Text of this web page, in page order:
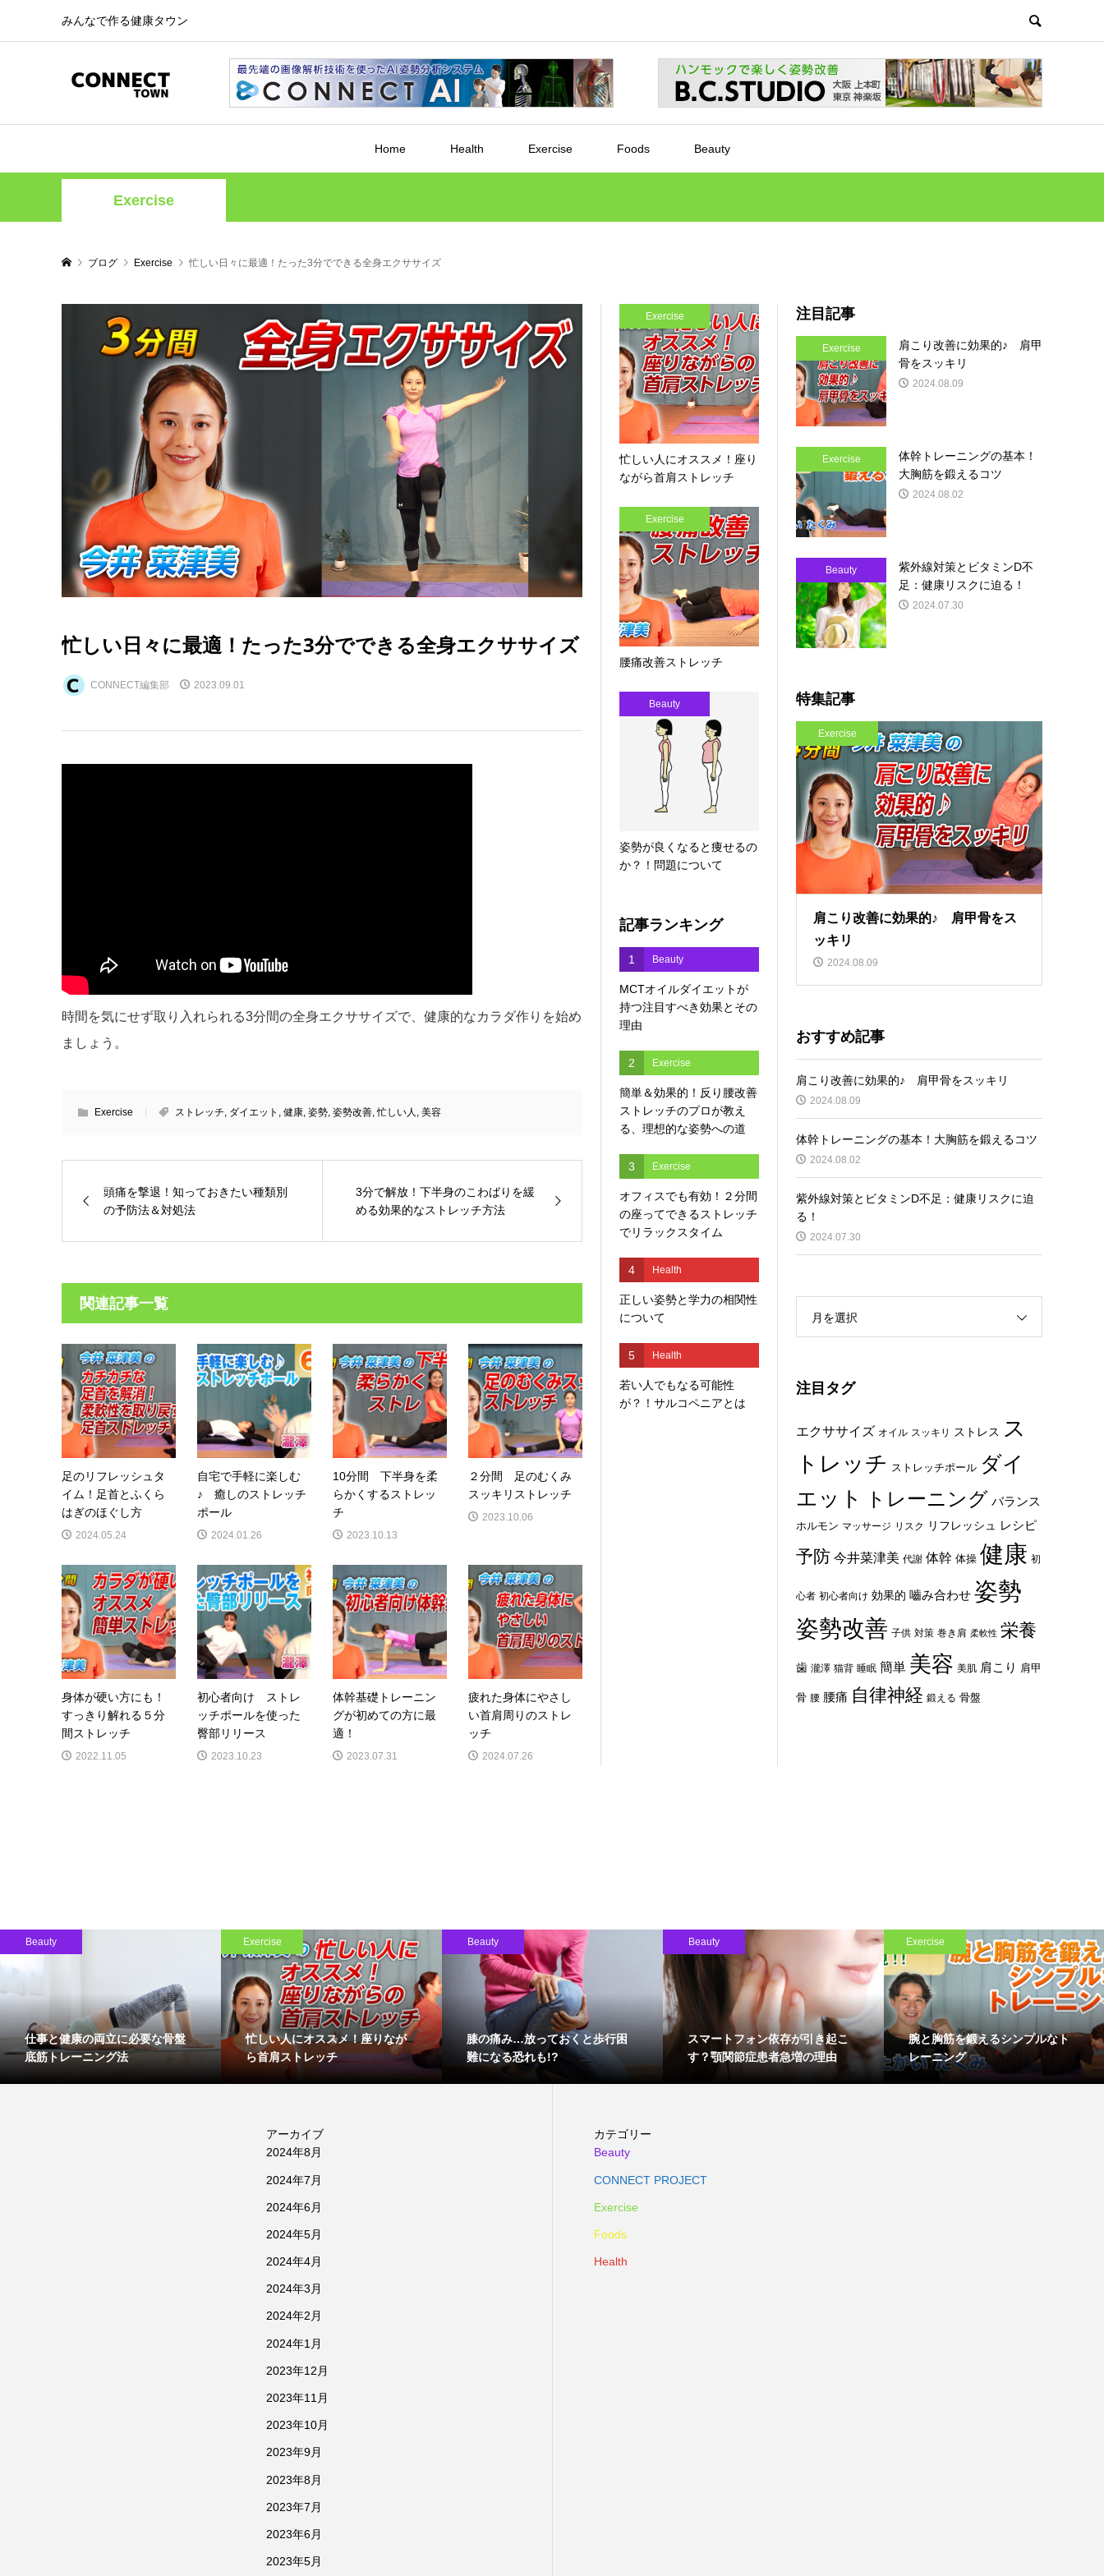
みんなで作る健康タウン
Home Health Exercise Foods Beauty
Exercise
ブログ Exercise 忙しい日々に最適！たった3分でできる全身エクササイズ
忙しい日々に最適！たった3分でできる全身エクササイズ
CONNECT編集部 2023.09.01
時間を気にせず取り入れられる3分間の全身エクササイズで、健康的なカラダ作りを始め
ましょう。
Exercise ストレッチ, ダイエット , 健康, 姿勢, 姿勢改善,忙しい人 , 美容
頭痛を撃退！知っておきたい種類別
の予防法＆対処法
3分で解放！下半身のこわばりを緩
める効果的なストレッチ方法
関連記事一覧
足のリフレッシュタ
イム！足首とふくら
はぎのほぐし方
2024.05.24
自宅で手軽に楽しむ
♪ 癒しのストレッチ
ポール
2024.01.26
10分間 下半身を柔
らかくするストレッ
チ
2023.10.13
２分間 足のむくみ
スッキリストレッチ
2023.10.06
身体が硬い方にも！
すっきり解れる５分
間ストレッチ
2022.11.05
初心者向け ストレ
ッチポールを使った
臀部リリース
2023.10.23
体幹基礎トレーニン
グが初めての方に最
適！
2023.07.31
疲れた身体にやさし
い首肩周りのストレ
ッチ
2024.07.26
Exercise
忙しい人にオススメ！座り
ながら首肩ストレッチ
Exercise
腰痛改善ストレッチ
Beauty
姿勢が良くなると痩せるの
か？！問題について
記事ランキング
1 Beauty
MCTオイルダイエットが
持つ注目すべき効果とその
理由
2 Exercise
簡単＆効果的！反り腰改善
ストレッチのプロが教え
る、理想的な姿勢への道
3 Exercise
オフィスでも有効！２分間
の座ってできるストレッチ
でリラックスタイム
4 Health
正しい姿勢と学力の相関性
について
5 Health
若い人でもなる可能性
が？！サルコペニアとは
注目記事
Exercise
肩こり改善に効果的♪ 肩甲
骨をスッキリ
2024.08.09
Exercise
体幹トレーニングの基本！
大胸筋を鍛えるコツ
2024.08.02
Beauty
紫外線対策とビタミンD不
足：健康リスクに迫る！
2024.07.30
特集記事
Exercise
肩こり改善に効果的♪ 肩甲骨をス
ッキリ
2024.08.09
おすすめ記事
肩こり改善に効果的♪ 肩甲骨をスッキリ
2024.08.09
体幹トレーニングの基本！大胸筋を鍛えるコツ
2024.08.02
紫外線対策とビタミンD不足：健康リスクに迫
る！
2024.07.30
月を選択
注目タグ
エクササイズ オイル スッキリ ストレス
ス
トレッチ ストレッチポール ダイ
エット
トレーニング バランス
ホルモン マッサージ リスク リフレッシュ レシピ
予防 今井菜津美 代謝 体幹 体操 健康 初
心者 初心者向け 効果的 嚙み合わせ 姿勢
姿勢改善 子供 対策 巻き肩 柔軟性 栄養
歯 瀧澤 猫背 睡眠 簡単 美容 美肌 肩こり 肩甲
骨 腰 腰痛 自律神経 鍛える 骨盤
Beauty
仕事と健康の両立に必要な骨盤
底筋トレーニング法
Exercise
忙しい人にオススメ！座りなが
ら首肩ストレッチ
Beauty
膝の痛み…放っておくと歩行困
難になる恐れも!?
Beauty
スマートフォン依存が引き起こ
す？顎関節症患者急増の理由
Exercise
腕と胸筋を鍛えるシンプルなト
レーニング
アーカイブ
2024年8月
2024年7月
2024年6月
2024年5月
2024年4月
2024年3月
2024年2月
2024年1月
2023年12月
2023年11月
2023年10月
2023年9月
2023年8月
2023年7月
2023年6月
2023年5月
カテゴリー
Beauty
CONNECT PROJECT
Exercise
Foods
Health